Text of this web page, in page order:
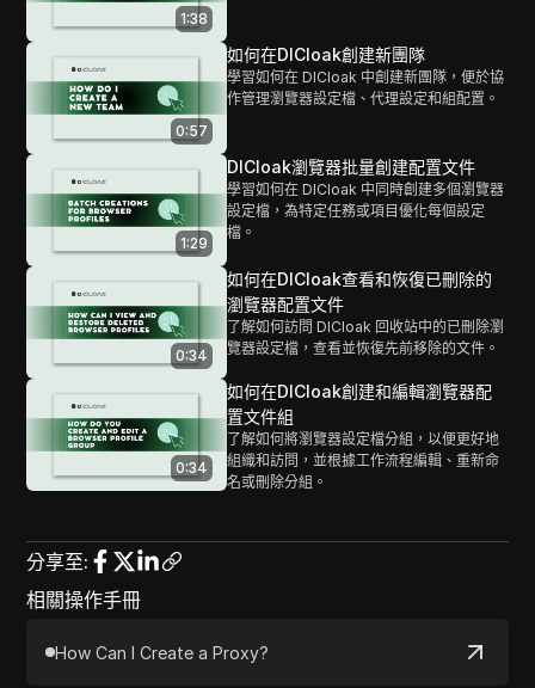
1:38
0:57
如何在DICloak創建新團隊
學習如何在 DICloak 中創建新團隊，便於協
作管理瀏覽器設定檔、代理設定和組配置。
1:29
DICloak瀏覽器批量創建配置文件
學習如何在 DICloak 中同時創建多個瀏覽器
設定檔，為特定任務或項目優化每個設定
檔。
0:34
如何在DICloak查看和恢復已刪除的
瀏覽器配置文件
了解如何訪問 DICloak 回收站中的已刪除瀏
覽器設定檔，查看並恢復先前移除的文件。
0:34
如何在DICloak創建和編輯瀏覽器配
置文件組
了解如何將瀏覽器設定檔分組，以便更好地
組織和訪問，並根據工作流程編輯、重新命
名或刪除分組。
分享至:
相關操作手冊
How Can I Create a Proxy?